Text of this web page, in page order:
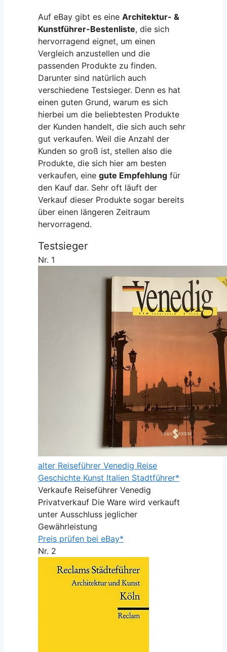
Auf eBay gibt es eineArchitektur- &
Kunstführer-Bestenliste, die sich
hervorragend eignet, um einen
Vergleich anzustellen und die
passenden Produkte zu finden.
Darunter sind natürlich auch
verschiedene Testsieger. Denn es hat
einen guten Grund, warum es sich
hierbei um die beliebtesten Produkte
der Kunden handelt, die sich auch sehr
gut verkaufen. Weil die Anzahl der
Kunden so groß ist, stellen also die
Produkte, die sich hier am besten
verkaufen, einegute Empfehlung für
den Kauf dar. Sehr oft läuft der
Verkauf dieser Produkte sogar bereits
über einen längeren Zeitraum
hervorragend.
Testsieger
Nr. 1
alter Reiseführer Venedig Reise
Geschichte Kunst Italien Stadtführer*
Verkaufe Reiseführer Venedig
Privatverkauf Die Ware wird verkauft
unter Ausschluss jeglicher
Gewährleistung
Preis prüfen bei eBay*
Nr. 2